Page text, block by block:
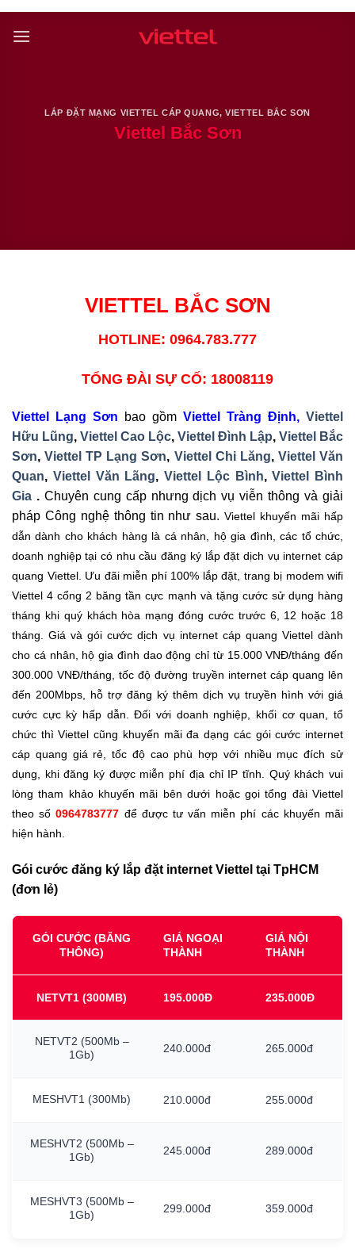
Skip
LẮP ĐẶT MẠNG VIETTEL CÁP QUANG,VIETTEL BẮC SƠN
Viettel Bắc Sơn
VIETTEL BẮC SƠN
HOTLINE: 0964.783.777
TỔNG ĐÀI SỰ CỐ: 18008119
Viettel Lạng Sơn bao gồm Viettel Tràng Định, Viettel
Hữu Lũng, Viettel Cao Lộc, Viettel Đình Lập, Viettel Bắc
Sơn,Viettel TP Lạng Sơn, Viettel Chi Lăng, Viettel Văn
Quan, Viettel Văn Lãng, Viettel Lộc Bình,Viettel Bình
Gia .Chuyên cung cấp nhưng dịch vụ viễn thông và giải
pháp Công nghệ thông tin như sau.Viettel khuyến mãi hấp
dẫn dành cho khách hàng là cá nhân, hộ gia đình, các tổ chức,
doanh nghiệp tại có nhu cầu đăng ký lắp đặt dịch vụ internet cáp
quang Viettel. Ưu đãi miễn phí 100% lắp đặt, trang bị modem wifi
Viettel 4 cổng 2 băng tần cực mạnh và tặng cước sử dụng hàng
tháng khi quý khách hòa mạng đóng cước trước 6, 12 hoặc 18
tháng. Giá và gói cước dịch vụ internet cáp quang Viettel dành
cho cá nhân, hộ gia đình dao động chỉ từ 15.000 VNĐ/tháng đến
300.000 VNĐ/tháng, tốc độ đường truyền internet cáp quang lên
đến 200Mbps, hỗ trợ đăng ký thêm dịch vụ truyền hình với giá
cước cực kỳ hấp dẫn. Đối với doanh nghiệp, khối cơ quan, tổ
chức thì Viettel cũng khuyến mãi đa dạng các gói cước internet
cáp quang giá rẻ, tốc độ cao phù hợp với nhiều mục đích sử
dụng, khi đăng ký được miễn phí địa chỉ IP tĩnh. Quý khách vui
lòng tham khảo khuyến mãi bên dưới hoặc gọi tổng đài Viettel
theo số0964783777 để được tư vấn miễn phí các khuyến mãi
hiện hành.
Gói cước đăng ký lắp đặt internet Viettel tại TpHCM
(đơn lẻ)
GÓI CƯỚC (BĂNG
THÔNG)
GIÁ NGOẠI
THÀNH
GIÁ NỘI
THÀNH
NETVT1 (300MB) 195.000Đ 235.000Đ
NETVT2 (500Mb –
1Gb)
240.000đ 265.000đ
MESHVT1 (300Mb) 210.000đ 255.000đ
MESHVT2 (500Mb –
1Gb)
245.000đ 289.000đ
MESHVT3 (500Mb –
1Gb)
299.000đ 359.000đ